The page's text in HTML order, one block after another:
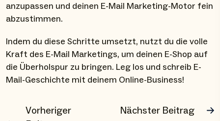
anzupassen und deinen E-Mail Marketing-Motor fein
abzustimmen.
Indem du diese Schritte umsetzt, nutzt du die volle
Kraft des E-Mail Marketings, um deinen E-Shop auf
die Überholspur zu bringen. Leg los und schreib E-
Mail-Geschichte mit deinem Online-Business!
Vorheriger
Nächster Beitrag